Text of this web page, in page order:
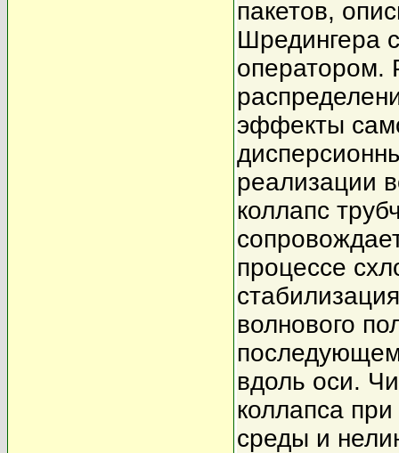
пакетов,
Шредингера
оператором.
эффекты
реализации
коллапс
процессе
волнового
вдоль оси.
коллапса
среды и